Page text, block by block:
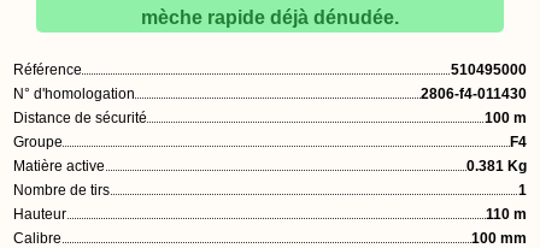
mèche rapide déjà dénudée.
Référence
510495000
N° d'homologation
2806-f4-011430
Distance de sécurité
100 m
Groupe
F4
Matière active
0.381 Kg
Nombre de tirs
1
Hauteur
110 m
Calibre
100 mm